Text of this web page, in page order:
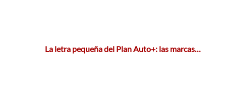
La letra pequeña del Plan Auto+: las marcas…